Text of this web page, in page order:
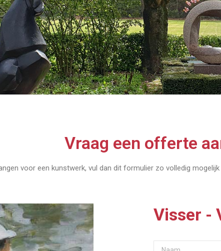
Vraag een offerte
voor een kunstwerk, vul dan dit formulier zo volledig
Visser -